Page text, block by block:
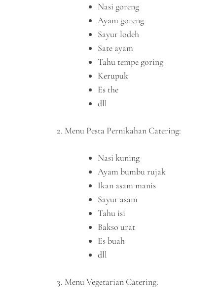
Nasi goreng
Ayam goreng
Sayur lodeh
Sate ayam
Tahu tempe goring
Kerupuk
Es the
dll
Menu Pesta Pernikahan Catering:
Nasi kuning
Ayam bumbu rujak
Ikan asam manis
Sayur asam
Tahu isi
Bakso urat
Es buah
dll
Menu Vegetarian Catering: